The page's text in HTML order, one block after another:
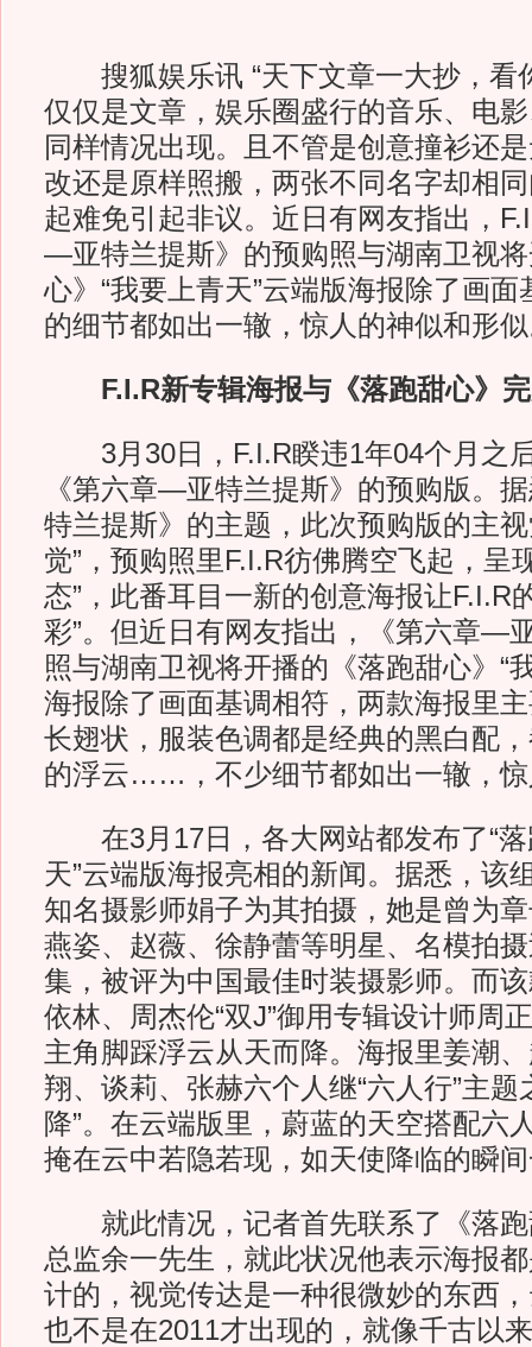
搜狐娱乐讯 “天下文章一大抄，看
仅仅是文章，娱乐圈盛行的音乐、电
同样情况出现。且不管是创意撞衫还
改还是原样照搬，两张不同名字却相
起难免引起非议。近日有网友指出，
—亚特兰提斯》的预购照与湖南卫视
心》“我要上青天”云端版海报除了画
的细节都如出一辙，惊人的神似和形
F.I.R新专辑海报与《落跑甜心》
3月30日，F.I.R睽违1年04个月之
《第六章—亚特兰提斯》的预购版。
特兰提斯》的主题，此次预购版的主
觉”，预购照里F.I.R彷佛腾空飞起，呈
态”，此番耳目一新的创意海报让F.I.R
彩”。但近日有网友指出，《第六章—
照与湖南卫视将开播的《落跑甜心》“
海报除了画面基调相符，两款海报里
长翅状，服装色调都是经典的黑白配
的浮云……，不少细节都如出一辙，惊
在3月17日，各大网站都发布了“落
天”云端版海报亮相的新闻。据悉，该
知名摄影师娟子为其拍摄，她是曾为
燕姿、赵薇、徐静蕾等明星、名模拍
集，被评为中国最佳时装摄影师。而
依林、周杰伦“双J”御用专辑设计师周
主角脚踩浮云从天而降。海报里姜潮
翔、谈莉、张赫六个人继“六人行”主题
降”。在云端版里，蔚蓝的天空搭配六
掩在云中若隐若现，如天使降临的瞬
就此情况，记者首先联系了《落跑
总监余一先生，就此状况他表示海报
计的，视觉传达是一种很微妙的东西
也不是在2011才出现的，就像千古以